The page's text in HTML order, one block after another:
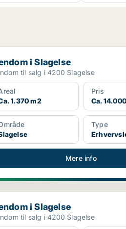
i Slagelse
i Slagelse
til salg i 4200 Slagelse
1.370 m2
Pris
Ca.
Type
Mere info
i Slagelse
i Slagelse
til salg i 4200 Slagelse